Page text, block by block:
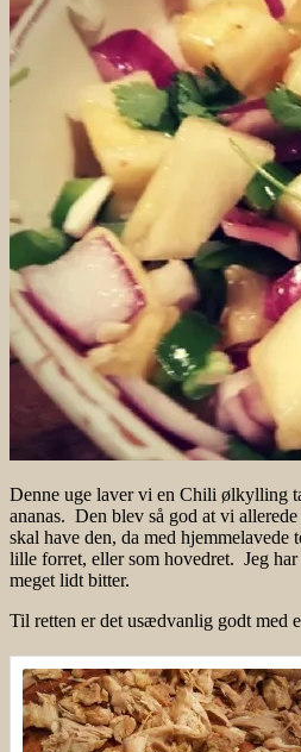
Denne uge laver vi en Chili ølkylling
ananas. Den blev så god at vi
skal have den, da med hjemmelavede
lille forret, eller som hovedret. Jeg
meget lidt bitter.
Til retten er det usædvanlig godt med